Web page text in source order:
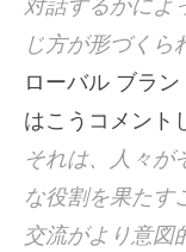
じ方が形づくら
ローバル ブラ
はこうコメント
それは、人々が
な役割を果たす
交流がより意図